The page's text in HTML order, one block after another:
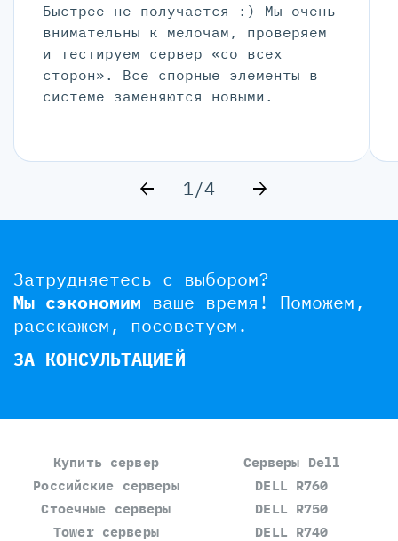
Быстрее не получается :) Мы очень
внимательны к мелочам, проверяем
и тестируем сервер «со всех
сторон». Все спорные элементы в
системе заменяются новыми.
1/4
Затрудняетесь с выбором?
Мы сэкономим ваше время! Поможем,
расскажем, посоветуем.
ЗА КОНСУЛЬТАЦИЕЙ
Купить сервер
Российские серверы
Стоечные серверы
Tower серверы
Серверы Dell
DELL R760
DELL R750
DELL R740